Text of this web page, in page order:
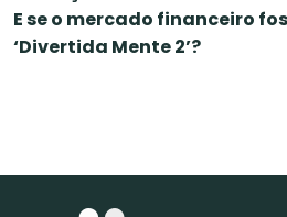
E se o mercado financeiro
‘Divertida Mente 2’?